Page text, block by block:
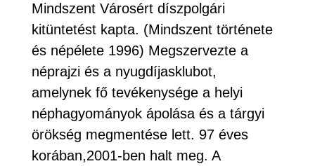
Mindszent Városért díszpolgári
kitüntetést kapta. (Mindszent története
és népélete 1996) Megszervezte a
néprajzi és a nyugdíjasklubot,
amelynek fő tevékenysége a helyi
néphagyományok ápolása és a tárgyi
örökség megmentése lett. 97 éves
korában,2001-ben halt meg. A